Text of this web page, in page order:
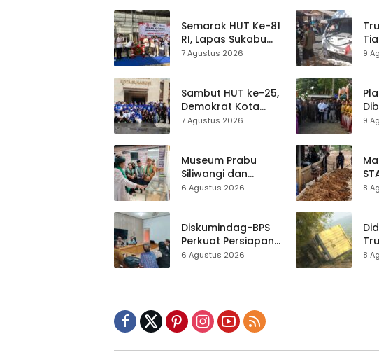
Semarak HUT Ke-81
RI, Lapas Sukabumi
Resmi Gelar Pekan
7 Agustus 2026
Sambut HUT ke-25,
Demokrat Kota
Sukabumi
ASRI Lewat Aksi
Bersih Masjid
Agung
7 Agustus 2026
Museum Prabu
Siliwangi dan
Museum Keramik
Hampir 500 Koleksi
Dipisahkan
6 Agustus 2026
Diskumindag-BPS
Perkuat Persiapan
Sensus Ekonomi,
6 Agustus 2026
9
9
di
8
8